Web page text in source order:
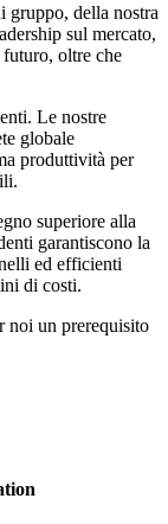
gruppo, della nostra
sul mercato,
oltre che
Le nostre
globale
produttività per
superiore alla
garantiscono la
ed efficienti
di costi.
noi un prerequisito